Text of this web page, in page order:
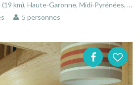
km), Haute-Garonne, Midi-Pyrénées, France
5 personnes